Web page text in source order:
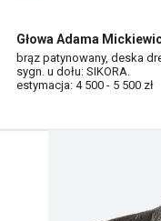
Głowa Adama
brąz patynowany, deska
sygn. u dołu: SIKORA.
estymacja: 4 500 - 5 500 zł